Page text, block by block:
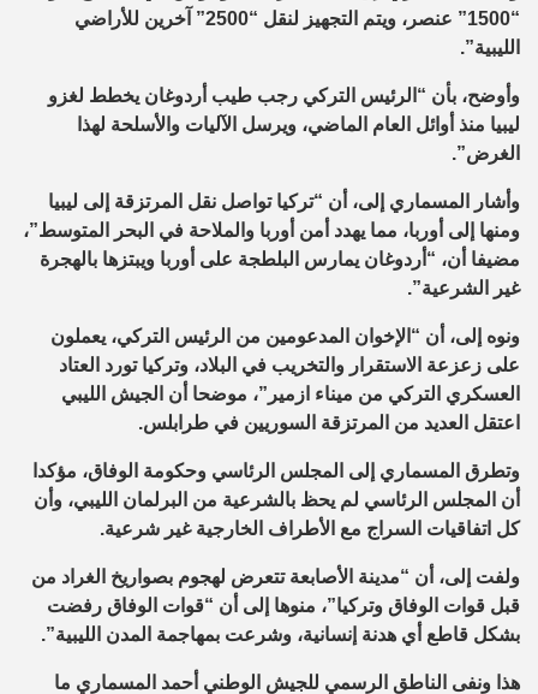
“1500” عنصر، ويتم التجهيز لنقل “2500” آخرين للأراضي
الليبية”.
وأوضح، بأن “الرئيس التركي رجب طيب أردوغان يخطط لغزو
ليبيا منذ أوائل العام الماضي، ويرسل الآليات والأسلحة لهذا
الغرض”.
وأشار المسماري إلى، أن “تركيا تواصل نقل المرتزقة إلى ليبيا
ومنها إلى أوربا، مما يهدد أمن أوربا والملاحة في البحر المتوسط”،
مضيفا أن، “أردوغان يمارس البلطجة على أوربا ويبتزها بالهجرة
غير الشرعية”.
ونوه إلى، أن “الإخوان المدعومين من الرئيس التركي، يعملون
على زعزعة الاستقرار والتخريب في البلاد، وتركيا تورد العتاد
العسكري التركي من ميناء ازمير”، موضحا أن الجيش الليبي
اعتقل العديد من المرتزقة السوريين في طرابلس.
وتطرق المسماري إلى المجلس الرئاسي وحكومة الوفاق، مؤكدا
أن المجلس الرئاسي لم يحظ بالشرعية من البرلمان الليبي، وأن
كل اتفاقيات السراج مع الأطراف الخارجية غير شرعية.
ولفت إلى، أن “مدينة الأصابعة تتعرض لهجوم بصواريخ الغراد من
قبل قوات الوفاق وتركيا”، منوها إلى أن “قوات الوفاق رفضت
بشكل قاطع أي هدنة إنسانية، وشرعت بمهاجمة المدن الليبية”.
هذا ونفى الناطق الرسمي للجيش الوطني أحمد المسماري ما